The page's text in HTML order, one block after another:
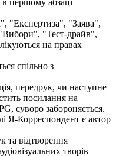
в першому абзаці
"Експертиза", "Заява",
"Тест-драйв",
на правах
спільно з
передрук, чи наступне
посилання на
суворо забороняється.
Я-Корреспондент є автор
та відтворення
творів